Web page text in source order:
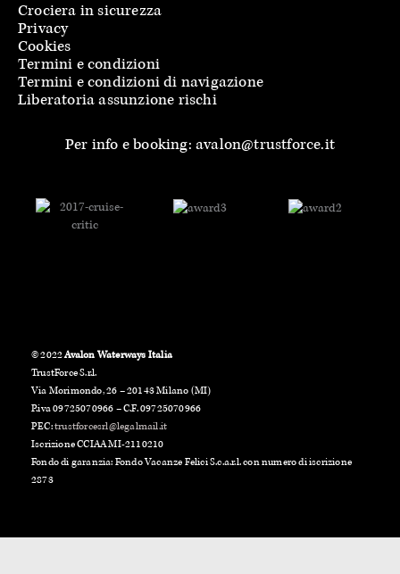
Crociera in sicurezza
Privacy
Cookies
Termini e condizioni
Termini e condizioni di navigazione
Liberatoria assunzione rischi
Per info e booking: avalon@trustforce.it
© 2022Avalon Waterways Italia
TrustForce S.r.l.
Via Morimondo, 26 – 20143 Milano (MI)
P.iva 09725070966 – C.F. 09725070966
PEC:trustforcesrl@legalmail.it
Iscrizione CCIAA MI-2110210
Fondo di garanzia: Fondo Vacanze Felici S.c.a.r.l. con numero di iscrizione
2873